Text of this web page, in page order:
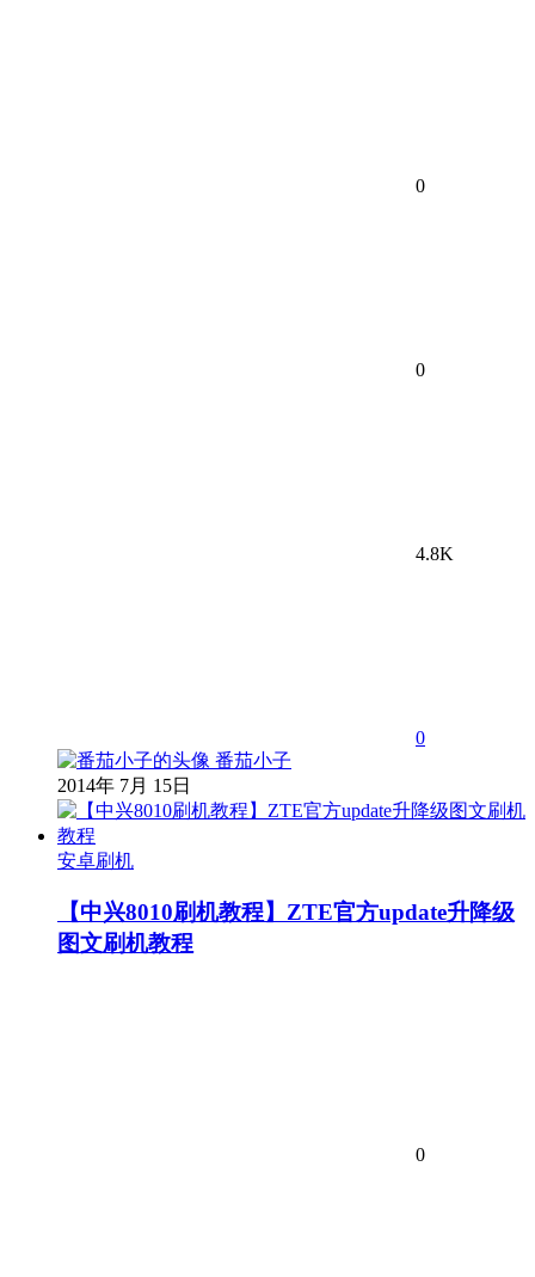
0
0
4.8K
0
番茄小子
2014年 7月 15日
安卓刷机
【中兴8010刷机教程】ZTE官方update升降级
图文刷机教程
0